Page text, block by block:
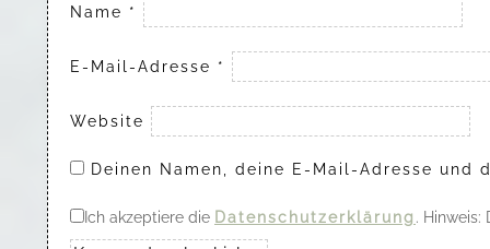
Name *
E-Mail-Adresse *
Website
Deinen Namen, deine E-Mail-Adresse
Ich akzeptiere die Datenschutzerklärung .